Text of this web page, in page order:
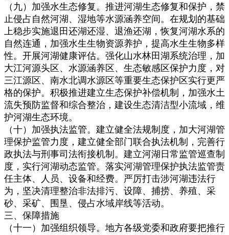
（九）加强水生态修复。推进河湖生态修复和保护，禁
止侵占自然河湖、湿地等水源涵养空间。在规划的基础
上稳步实施退田还湖还湿、退渔还湖，恢复河湖水系的
自然连通，加强水生生物资源养护，提高水生生物多样
性。开展河湖健康评估。强化山水林田湖系统治理，加
大江河源头区、水源涵养区、生态敏感区保护力度，对
三江源区、南水北调水源区等重要生态保护区实行更严
格的保护。积极推进建立生态保护补偿机制，加强水土
流失预防监督和综合整治，建设生态清洁型小流域，维
护河湖生态环境。
（十）加强执法监管。建立健全法规制度，加大河湖管
理保护监管力度，建立健全部门联合执法机制，完善行
政执法与刑事司法衔接机制。建立河湖日常监管巡查制
度，实行河湖动态监管。落实河湖管理保护执法监管责
任主体、人员、设备和经费。严厉打击涉河湖违法行
为，坚决清理整治非法排污、设障、捕捞、养殖、采
砂、采矿、围垦、侵占水域岸线等活动。
三、保障措施
（十一）加强组织领导。地方各级党委和政府要把推行